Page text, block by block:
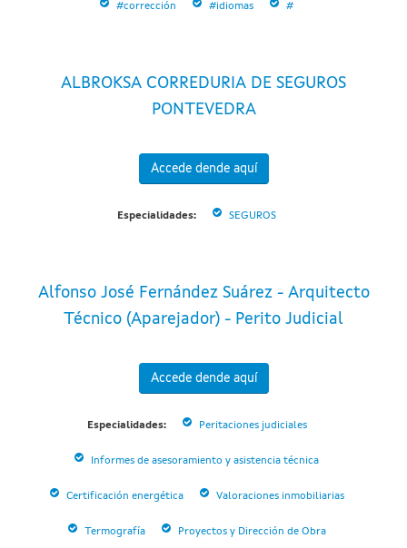
#corrección #idiomas #
ALBROKSA CORREDURIA DE SEGUROS
PONTEVEDRA
Accede dende aquí
Especialidades: SEGUROS
Alfonso José Fernández Suárez - Arquitecto
Técnico (Aparejador) - Perito Judicial
Accede dende aquí
Especialidades: Peritaciones judiciales
Informes de asesoramiento y asistencia técnica
Certificación energética Valoraciones inmobiliarias
Termografía Proyectos y Dirección de Obra